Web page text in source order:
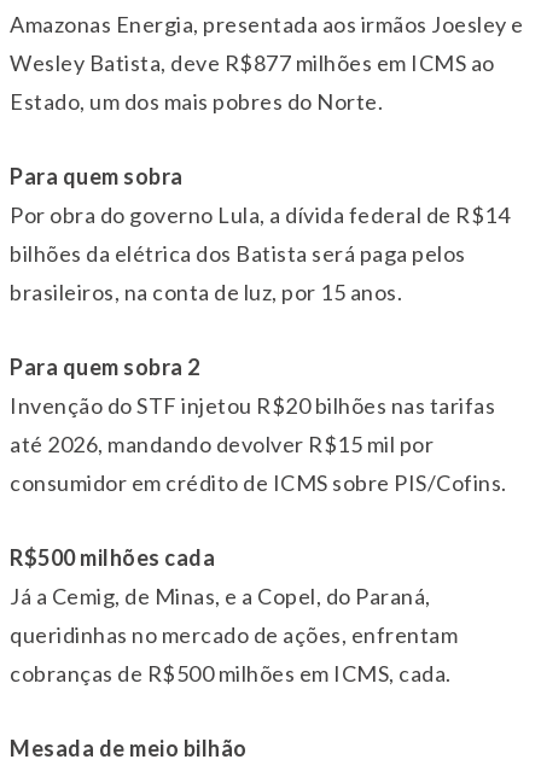
Amazonas Energia, presentada aos irmãos Joesley e
Wesley Batista, deve R$877 milhões em ICMS ao
Estado, um dos mais pobres do Norte.
Para quem sobra
Por obra do governo Lula, a dívida federal de R$14
bilhões da elétrica dos Batista será paga pelos
brasileiros, na conta de luz, por 15 anos.
Para quem sobra 2
Invenção do STF injetou R$20 bilhões nas tarifas
até 2026, mandando devolver R$15 mil por
consumidor em crédito de ICMS sobre PIS/Cofins.
R$500 milhões cada
Já a Cemig, de Minas, e a Copel, do Paraná,
queridinhas no mercado de ações, enfrentam
cobranças de R$500 milhões em ICMS, cada.
Mesada de meio bilhão